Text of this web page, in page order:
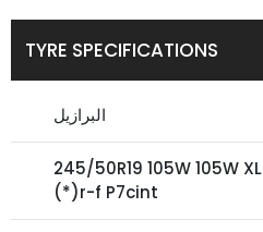
TYRE SPECIFICATIONS
البرازيل
245/50R19 105W 105W XL
r-f P7cint(*)